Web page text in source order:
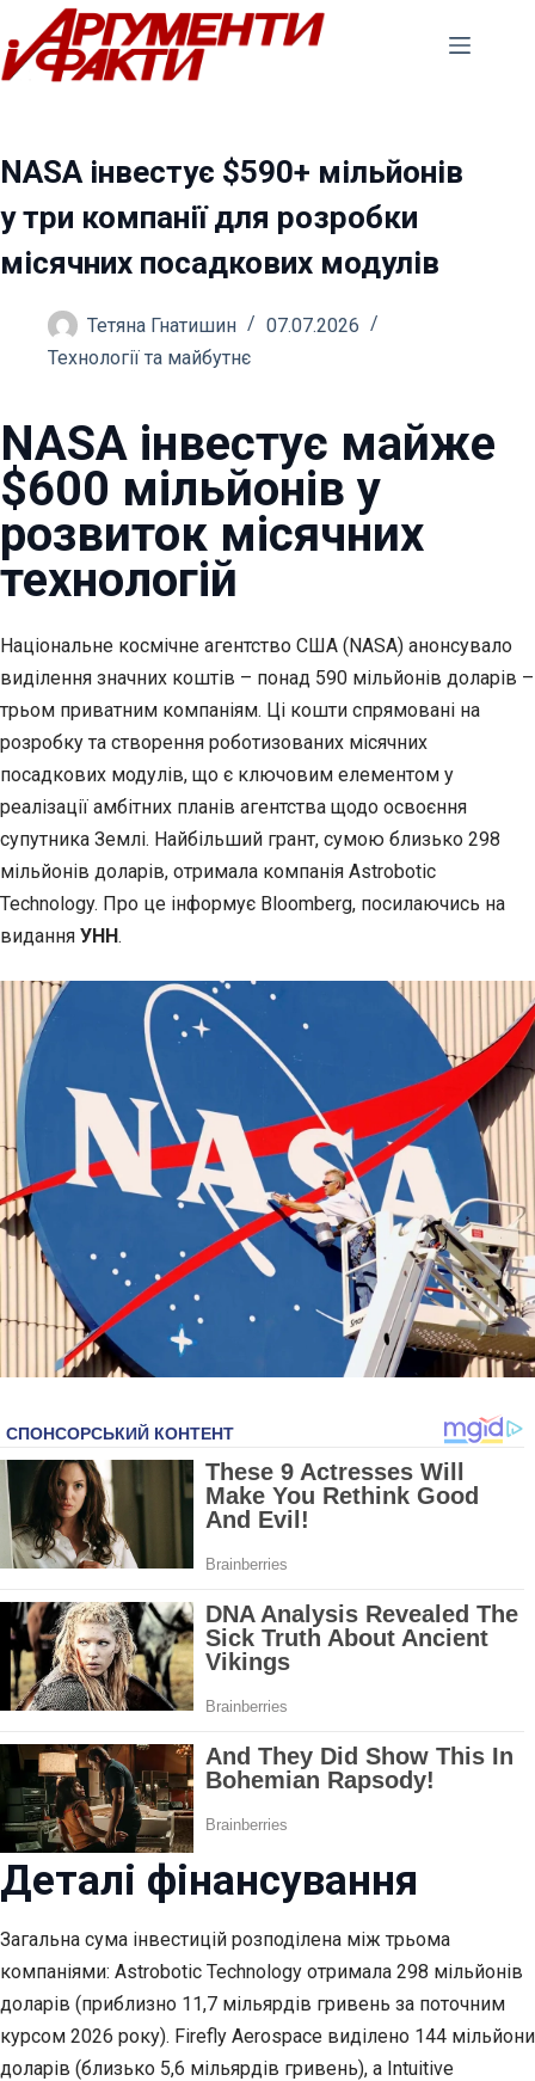
Перейти
до
вмісту
NASA інвестує $590+ мільйонів
у три компанії для розробки
місячних посадкових модулів
Тетяна Гнатишин
07.07.2026
Технології та майбутнє
NASA інвестує майже
$600 мільйонів у
розвиток місячних
технологій
Національне космічне агентство США (NASA) анонсувало
виділення значних коштів – понад 590 мільйонів доларів –
трьом приватним компаніям. Ці кошти спрямовані на
розробку та створення роботизованих місячних
посадкових модулів, що є ключовим елементом у
реалізації амбітних планів агентства щодо освоєння
супутника Землі. Найбільший грант, сумою близько 298
мільйонів доларів, отримала компанія Astrobotic
Technology. Про це інформує Bloomberg, посилаючись на
видання УНН.
Деталі фінансування
Загальна сума інвестицій розподілена між трьома
компаніями: Astrobotic Technology отримала 298 мільйонів
доларів (приблизно 11,7 мільярдів гривень за поточним
курсом 2026 року). Firefly Aerospace виділено 144 мільйони
доларів (близько 5,6 мільярдів гривень), а Intuitive